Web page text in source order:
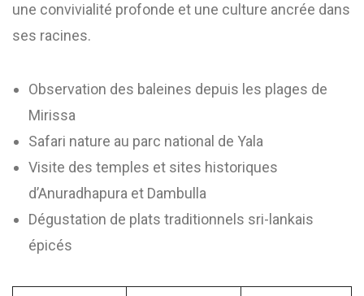
une convivialité profonde et une culture ancrée dans
ses racines.
Observation des baleines depuis les plages de
Mirissa
Safari nature au parc national de Yala
Visite des temples et sites historiques
d’Anuradhapura et Dambulla
Dégustation de plats traditionnels sri-lankais
épicés